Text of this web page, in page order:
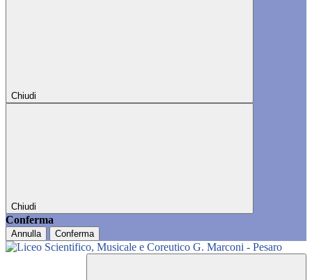
Chiudi
Chiudi
Conferma
Annulla Conferma